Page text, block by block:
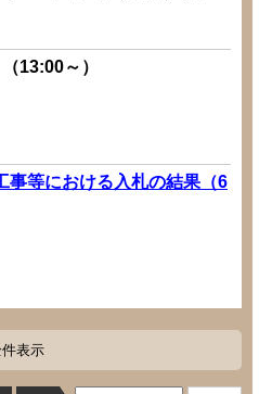
13:00～）
事等における入札の結果（6
表示